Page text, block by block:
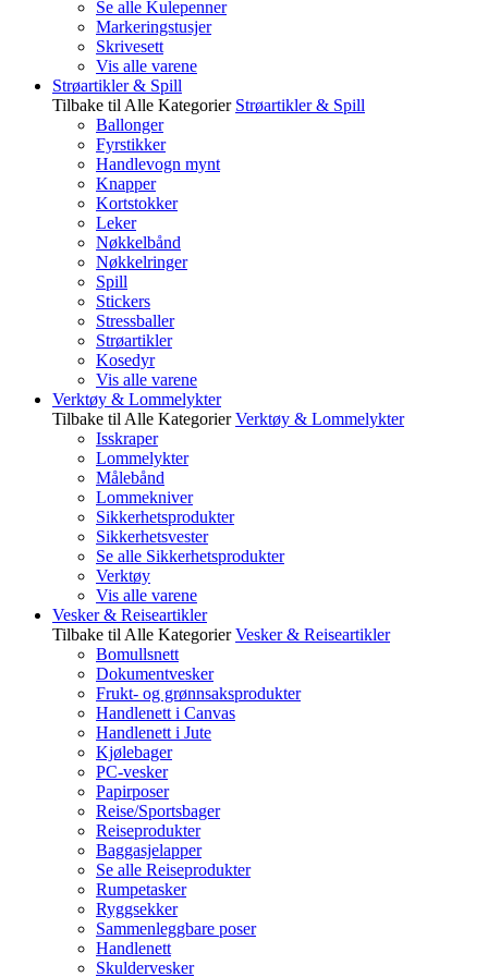
Se alle Kulepenner
Markeringstusjer
Skrivesett
Vis alle varene
Strøartikler & Spill
Tilbake til Alle Kategorier Strøartikler & Spill
Ballonger
Fyrstikker
Handlevogn mynt
Knapper
Kortstokker
Leker
Nøkkelbånd
Nøkkelringer
Spill
Stickers
Stressballer
Strøartikler
Kosedyr
Vis alle varene
Verktøy & Lommelykter
Tilbake til Alle Kategorier Verktøy & Lommelykter
Isskraper
Lommelykter
Målebånd
Lommekniver
Sikkerhetsprodukter
Sikkerhetsvester
Se alle Sikkerhetsprodukter
Verktøy
Vis alle varene
Vesker & Reiseartikler
Tilbake til Alle Kategorier Vesker & Reiseartikler
Bomullsnett
Dokumentvesker
Frukt- og grønnsaksprodukter
Handlenett i Canvas
Handlenett i Jute
Kjølebager
PC-vesker
Papirposer
Reise/Sportsbager
Reiseprodukter
Baggasjelapper
Se alle Reiseprodukter
Rumpetasker
Ryggsekker
Sammenleggbare poser
Handlenett
Skuldervesker